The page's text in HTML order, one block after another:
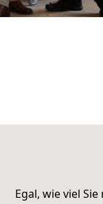
Egal, wie viel